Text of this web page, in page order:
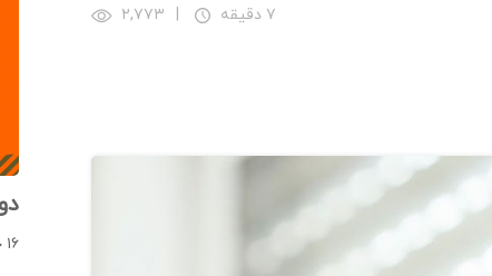
۷ دقیقه | ۲,۷۷۳
۱۶ جلسه آموزشی